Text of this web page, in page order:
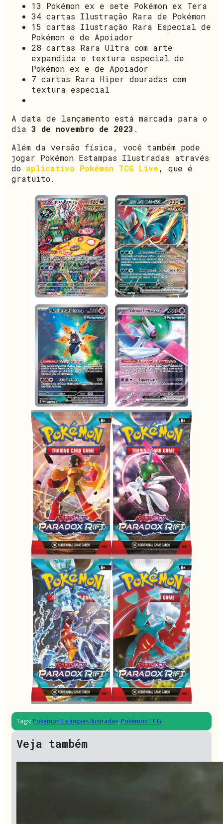
13 Pokémon ex e sete Pokémon ex Tera
34 cartas Ilustração Rara de Pokémon
15 cartas Ilustração Rara Especial de
Pokémon e de Apoiador
28 cartas Rara Ultra com arte
expandida e textura especial de
Pokémon ex e de Apoiador
7 cartas Rara Hiper douradas com
textura especial
A data de lançamento está marcada para o
dia 3 de novembro de 2023 .
Além da versão física, você também pode
jogar Pokémon Estampas Ilustradas através
do aplicativo Pokémon TCG Live, que é
gratuito.
Tags: Pokémon Estampas Ilustradas, Pokémon TCG
Veja também